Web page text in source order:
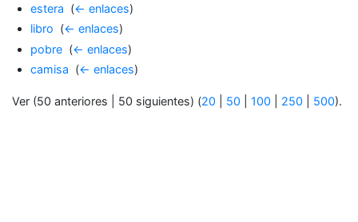
estera (← enlaces)
libro (← enlaces)
pobre (← enlaces)
camisa (← enlaces)
Ver (50 anteriores | 50 siguientes) (20 50 100 250 500).